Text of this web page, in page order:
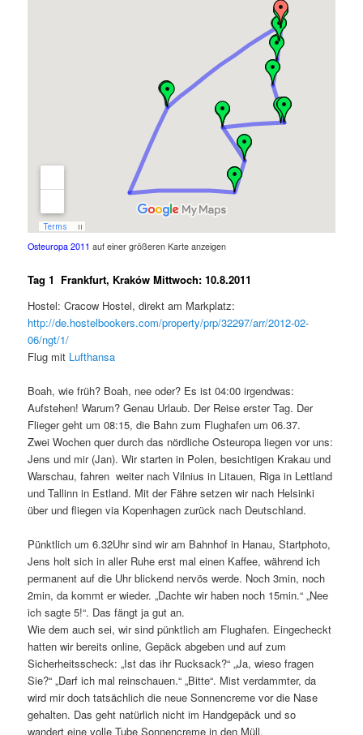
Osteuropa 2011 auf einer größeren Karte anzeigen
Tag 1 Frankfurt, Kraków Mittwoch: 10.8.2011
Hostel: Cracow Hostel, direkt am Markplatz:
http://de.hostelbookers.com/property/prp/32297/arr/2012-02-
06/ngt/1/
Flug mit Lufthansa
Boah, wie früh? Boah, nee oder? Es ist 04:00 irgendwas:
Aufstehen! Warum? Genau Urlaub. Der Reise erster Tag. Der
Flieger geht um 08:15, die Bahn zum Flughafen um 06.37.
Zwei Wochen quer durch das nördliche Osteuropa liegen vor uns:
Jens und mir (Jan). Wir starten in Polen, besichtigen Krakau und
Warschau, fahren weiter nach Vilnius in Litauen, Riga in Lettland
und Tallinn in Estland. Mit der Fähre setzen wir nach Helsinki
über und fliegen via Kopenhagen zurück nach Deutschland.
Pünktlich um 6.32Uhr sind wir am Bahnhof in Hanau, Startphoto,
Jens holt sich in aller Ruhe erst mal einen Kaffee, während ich
permanent auf die Uhr blickend nervös werde. Noch 3min, noch
2min, da kommt er wieder. „Dachte wir haben noch 15min.“ „Nee
ich sagte 5!“. Das fängt ja gut an.
Wie dem auch sei, wir sind pünktlich am Flughafen. Eingecheckt
hatten wir bereits online, Gepäck abgeben und auf zum
Sicherheitsscheck: „Ist das ihr Rucksack?“ „Ja, wieso fragen
Sie?“ „Darf ich mal reinschauen.“ „Bitte“. Mist verdammter, da
wird mir doch tatsächlich die neue Sonnencreme vor die Nase
gehalten. Das geht natürlich nicht im Handgepäck und so
wandert eine volle Tube Sonnencreme in den Müll.